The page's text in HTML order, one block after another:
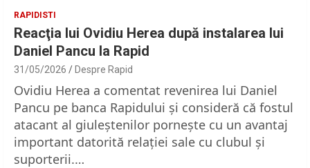
RAPIDISTI
Reacţia lui Ovidiu Herea după instalarea lui
Daniel Pancu la Rapid
31/05/2026 Despre Rapid
Ovidiu Herea a comentat revenirea lui Daniel
Pancu pe banca Rapidului şi consideră că fostul
atacant al giuleştenilor porneşte cu un avantaj
important datorită relaţiei sale cu clubul şi
suporterii.…